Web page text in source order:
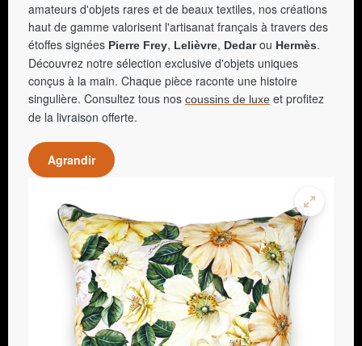
amateurs d'objets rares et de beaux textiles, nos créations
haut de gamme valorisent l'artisanat français à travers des
étoffes signées Pierre Frey, Lelièvre, Dedarou Hermès.
Découvrez notre sélection exclusive d'objets uniques
conçus à la main. Chaque pièce raconte une histoire
singulière. Consultez tous nos coussins de luxe et profitez
de la livraison offerte.
Agrandir